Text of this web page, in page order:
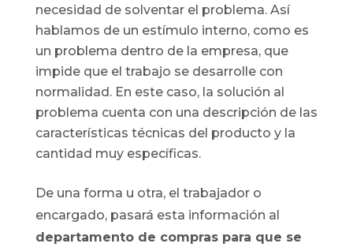
necesidad de solventar el problema. Así
hablamos de un estímulo interno, como es
un problema dentro de la empresa, que
impide que el trabajo se desarrolle con
normalidad. En este caso, la solución al
problema cuenta con una descripción de las
características técnicas del producto y la
cantidad muy específicas.
De una forma u otra, el trabajador o
encargado, pasará esta información al
departamento de compras para que se